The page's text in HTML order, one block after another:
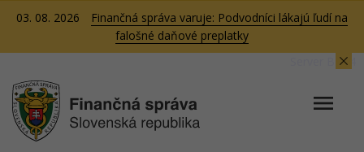
03. 08. 2026
Finančná správa varuje: Podvodníci lákajú ľudí na
falošné daňové preplatky
Server BB04